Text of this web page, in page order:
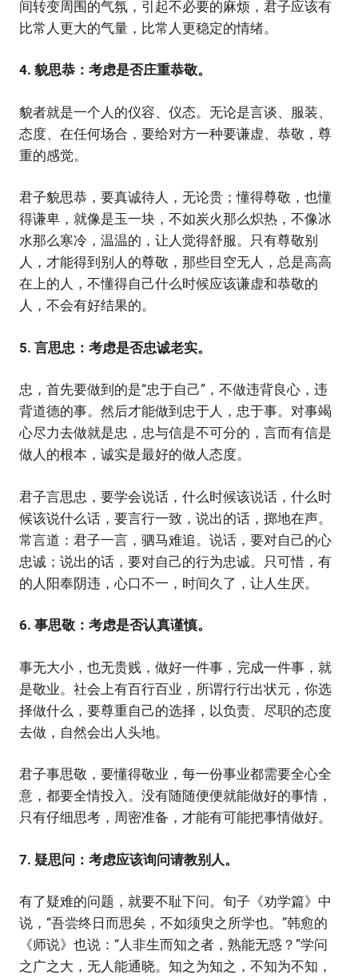
间转变周围的气氛，引起不必要的麻烦，君子应该有
比常人更大的气量，比常人更稳定的情绪。
4. 貌思恭：考虑是否庄重恭敬。
貌者就是一个人的仪容、仪态。无论是言谈、服装、
态度、在任何场合，要给对方一种要谦虚、恭敬，尊
重的感觉。
君子貌思恭，要真诚待人，无论贵；懂得尊敬，也懂
得谦卑，就像是玉一块，不如炭火那么炽热，不像冰
水那么寒冷，温温的，让人觉得舒服。只有尊敬别
人，才能得到别人的尊敬，那些目空无人，总是高高
在上的人，不懂得自己什么时候应该谦虚和恭敬的
人，不会有好结果的。
5. 言思忠：考虑是否忠诚老实。
忠，首先要做到的是“忠于自己”，不做违背良心，违
背道德的事。然后才能做到忠于人，忠于事。对事竭
心尽力去做就是忠，忠与信是不可分的，言而有信是
做人的根本，诚实是最好的做人态度。
君子言思忠，要学会说话，什么时候该说话，什么时
候该说什么话，要言行一致，说出的话，掷地在声。
常言道：君子一言，驷马难追。说话，要对自己的心
忠诚；说出的话，要对自己的行为忠诚。只可惜，有
的人阳奉阴违，心口不一，时间久了，让人生厌。
6. 事思敬：考虑是否认真谨慎。
事无大小，也无贵贱，做好一件事，完成一件事，就
是敬业。社会上有百行百业，所谓行行出状元，你选
择做什么，要尊重自己的选择，以负责、尽职的态度
去做，自然会出人头地。
君子事思敬，要懂得敬业，每一份事业都需要全心全
意，都要全情投入。没有随随便便就能做好的事情，
只有仔细思考，周密准备，才能有可能把事情做好。
7. 疑思问：考虑应该询问请教别人。
有了疑难的问题，就要不耻下问。旬子《劝学篇》中
说，“吾尝终日而思矣，不如须臾之所学也。”韩愈的
《师说》也说：“人非生而知之者，熟能无惑？”学问
之广之大，无人能通晓。知之为知之，不知为不知，